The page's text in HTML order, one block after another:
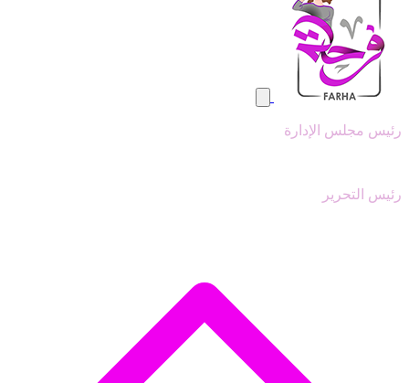
رئيس مجلس الإدارة
رئيس التحرير